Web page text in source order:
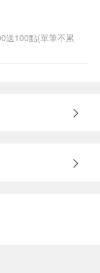
送100點(單筆不累